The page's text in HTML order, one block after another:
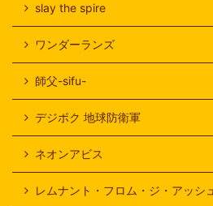
slay the spire
ワンダーランズ
師父-sifu-
デジボク 地球防衛軍
ネオンアビス
レムナント・フロム・ジ・アッシ